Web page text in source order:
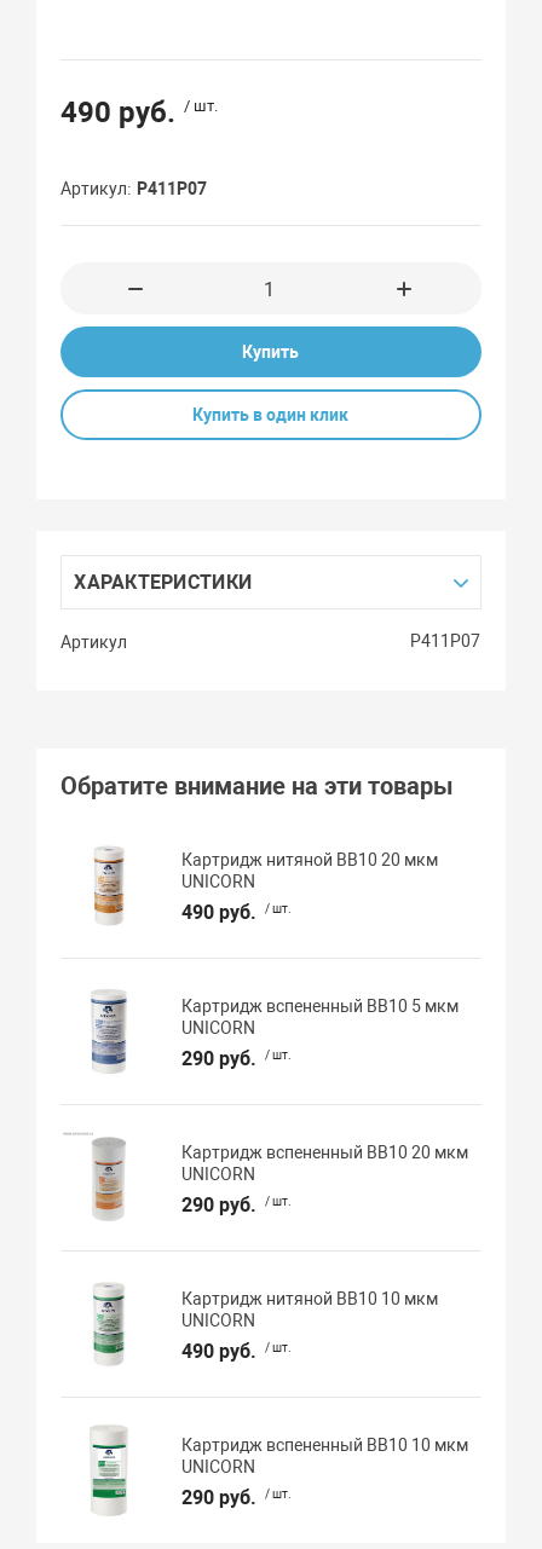
490 руб. / шт.
Артикул Р411Р07
Купить
Купить в один клик
ХАРАКТЕРИСТИКИ
Артикул Р411Р07
Обратите внимание на эти товары
Картридж нитяной BB10 20 мкм
UNICORN
490 руб. / шт.
Картридж вспененный BB10 5 мкм
UNICORN
290 руб. / шт.
Картридж вспененный BB10 20 мкм
UNICORN
290 руб. / шт.
Картридж нитяной BB10 10 мкм
UNICORN
490 руб. / шт.
Картридж вспененный BB10 10 мкм
UNICORN
290 руб. / шт.